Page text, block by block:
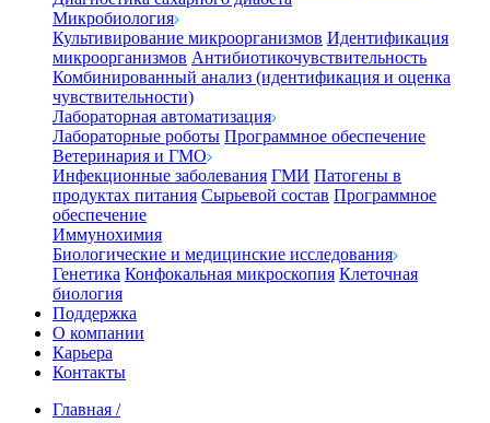
Микробиология
Культивирование микроорганизмов Идентификация
микроорганизмов Антибиотикочувствительность
Комбинированный анализ (идентификация и оценка
чувствительности)
Лабораторная автоматизация
Лабораторные роботы Программное обеспечение
Ветеринария и ГМО
Инфекционные заболевания ГМИ Патогены в
продуктах питания Сырьевой состав Программное
обеспечение
Иммунохимия
Биологические и медицинские исследования
Генетика Конфокальная микроскопия Клеточная
биология
Поддержка
О компании
Карьера
Контакты
Главная /